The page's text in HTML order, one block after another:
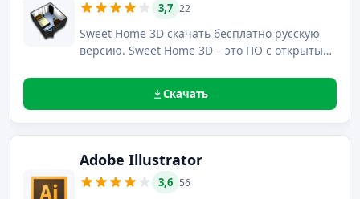
3,7 22
Sweet Home 3D скачать бесплатно русскую
версию. Sweet Home 3D – это ПО с открытым
демонстрации проекта в 3D формате.
Скачать
Adobe Illustrator
3,6 56